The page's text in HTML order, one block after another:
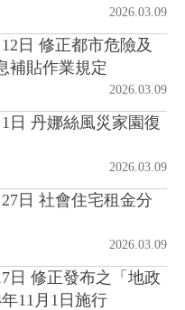
2026.03.09
日 修正都市危險及
補貼作業規定
2026.03.09
日 丹娜絲風災家園復
2026.03.09
日 社會住宅租金分
2026.03.09
日 修正發布之「地政
11月1日施行